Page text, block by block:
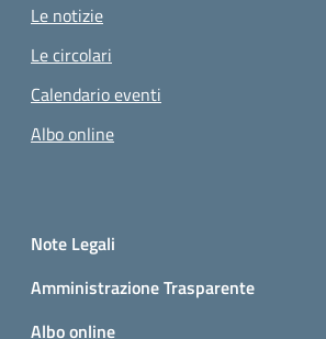
Le notizie
Le circolari
Calendario eventi
Albo online
Small prints
Note Legali
Amministrazione Trasparente
Albo online